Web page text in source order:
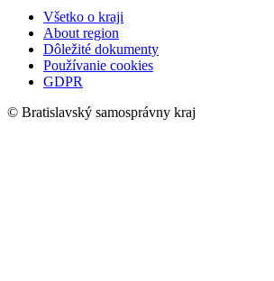
Všetko o kraji
About region
Dôležité dokumenty
Používanie cookies
GDPR
© Bratislavský samosprávny kraj